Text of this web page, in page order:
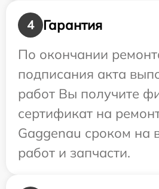
4
Гарантия
По окончании
подписания акта
работ Вы получите
сертификат на
Gaggenau сроком на
работ и запчасти.